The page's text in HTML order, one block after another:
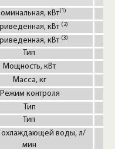
кВт(1)
кВт (2)
кВт (3)
Тип
Мощность, кВт
Масса, кг
Режим контроля
Тип
Тип
охлаждающей воды, л/
мин